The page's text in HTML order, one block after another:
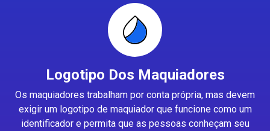
Logotipo Dos Maquiadores
Os maquiadores trabalham por conta própria, mas devem
exigir um logotipo de maquiador que funcione como um
identificador e permita que as pessoas conheçam seu